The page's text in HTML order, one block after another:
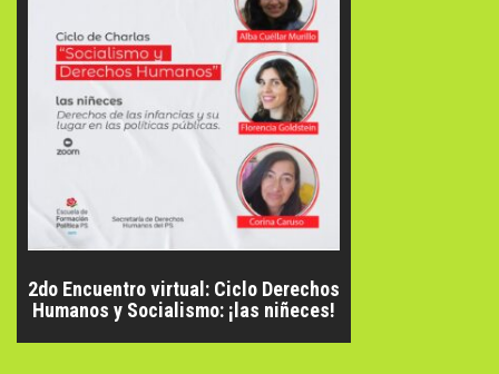
2do Encuentro virtual: Ciclo Derechos
Humanos y Socialismo: ¡las niñeces!